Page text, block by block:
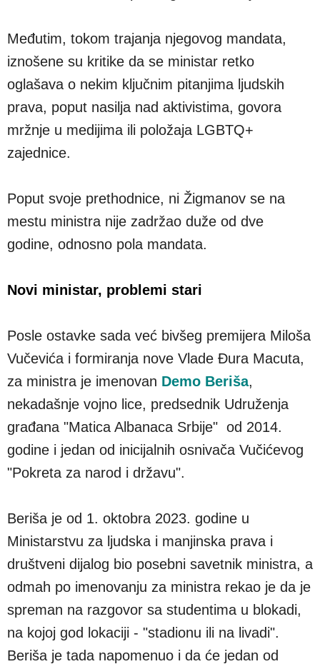
Međutim, tokom trajanja njegovog mandata,
iznošene su kritike da se ministar retko
oglašava o nekim ključnim pitanjima ljudskih
prava, poput nasilja nad aktivistima, govora
mržnje u medijima ili položaja LGBTQ+
zajednice.
Poput svoje prethodnice, ni Žigmanov se na
mestu ministra nije zadržao duže od dve
godine, odnosno pola mandata.
Novi ministar, problemi stari
Posle ostavke sada već bivšeg premijera Miloša
Vučevića i formiranja nove Vlade Đura Macuta,
za ministra je imenovan Demo Beriša,
nekadašnje vojno lice, predsednik Udruženja
građana "Matica Albanaca Srbije" od 2014.
godine i jedan od inicijalnih osnivača Vučićevog
"Pokreta za narod i državu".
Beriša je od 1. oktobra 2023. godine u
Ministarstvu za ljudska i manjinska prava i
društveni dijalog bio posebni savetnik ministra, a
odmah po imenovanju za ministra rekao je da je
spreman na razgovor sa studentima u blokadi,
na kojoj god lokaciji - "stadionu ili na livadi".
Beriša je tada napomenuo i da će jedan od